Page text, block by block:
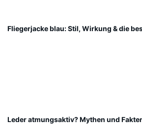
Fliegerjacke blau: Stil, Wirkung & die
Leder atmungsaktiv? Mythen und